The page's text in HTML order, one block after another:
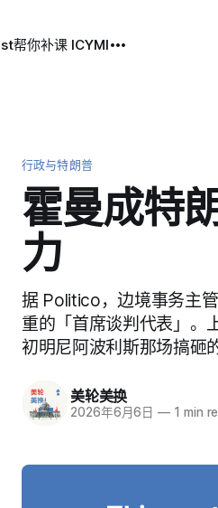
帮你补课 ICYMI
行政与特朗普
霍曼成特
力
据 Politico，边境事务主
重的「首席谈判代表」
初明尼阿波利斯那场搞砸
美轮美换
2026年6月6日 — 1 min